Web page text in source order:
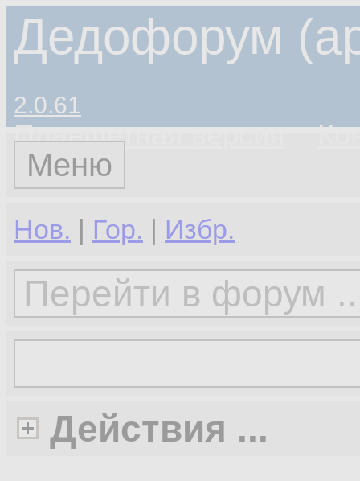
Дедофорум
2.0.61
Планшетная версия
Меню
Нов. | Гор. | Избр.
Действия ...